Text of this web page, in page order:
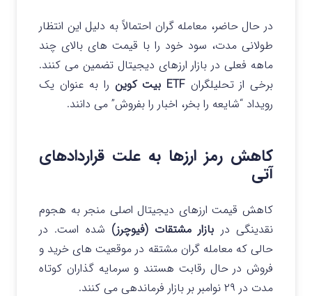
در حال حاضر، معامله گران احتمالاً به دلیل این انتظار
طولانی مدت، سود خود را با قیمت های بالای چند
ماهه فعلی در بازار ارزهای دیجیتال تضمین می کنند.
برخی از تحلیلگران ETF بیت کوین
را به عنوان یک
رویداد “شایعه را بخر، اخبار را بفروش” می دانند.
کاهش رمز ارزها به علت قراردادهای
آتی
کاهش قیمت ارزهای دیجیتال اصلی منجر به هجوم
نقدینگی در بازار مشتقات (فیوچرز) شده است. در
حالی که معامله گران مشتقه در موقعیت های خرید و
فروش در حال رقابت هستند و سرمایه گذاران کوتاه
مدت در ۲۹ نوامبر بر بازار فرماندهی می کنند.